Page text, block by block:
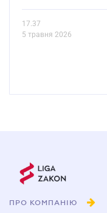
17.37
5 травня 2026
ПРО КОМПАНІЮ